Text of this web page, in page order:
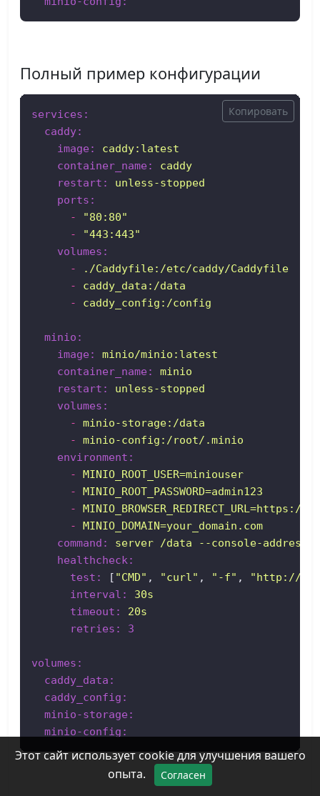
Полный пример конфигурации
services:
caddy:
image:
caddy:latest
container_name:
caddy
restart:
unless-stopped
ports:
-
"80:80"
-
"443:443"
volumes:
-
./Caddyfile:/etc/caddy/Caddyfile
-
caddy_data:/data
-
caddy_config:/config
minio:
image:
minio/minio:latest
container_name:
minio
restart:
unless-stopped
volumes:
-
minio-storage:/data
-
minio-config:/root/.minio
environment:
-
MINIO_ROOT_USER=miniouser
-
MINIO_ROOT_PASSWORD=admin123
-
-
MINIO_DOMAIN=your_domain.com
command:
server /data --console-address
healthcheck:
test:
[ "CMD" , "curl" , "-f" ,
"http://
interval:
30s
timeout:
20s
retries:
3
volumes:
caddy_data:
caddy_config:
minio-storage:
minio-config:
Копировать
Этот сайт использует cookie для улучшения вашего
опыта.
Согласен